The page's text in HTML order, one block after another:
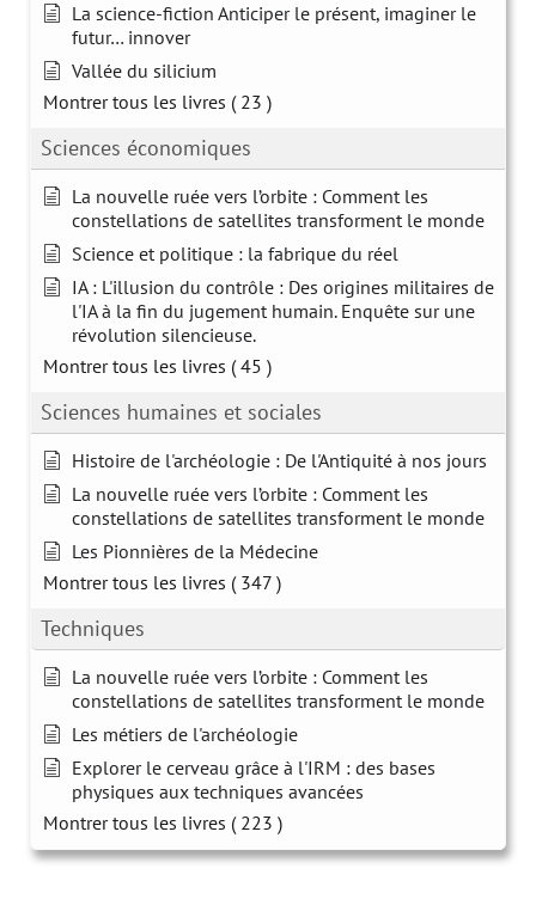
La science-fiction Anticiper le présent, imaginer le
futur… innover
Vallée du silicium
Montrer tous les livres ( 23 )
Sciences économiques
La nouvelle ruée vers l’orbite : Comment les
constellations de satellites transforment le monde
Science et politique : la fabrique du réel
IA : L'illusion du contrôle : Des origines militaires de
l'IA à la fin du jugement humain. Enquête sur une
révolution silencieuse.
Montrer tous les livres ( 45 )
Sciences humaines et sociales
Histoire de l'archéologie : De l'Antiquité à nos jours
La nouvelle ruée vers l’orbite : Comment les
constellations de satellites transforment le monde
Les Pionnières de la Médecine
Montrer tous les livres ( 347 )
Techniques
La nouvelle ruée vers l’orbite : Comment les
constellations de satellites transforment le monde
Les métiers de l'archéologie
Explorer le cerveau grâce à l'IRM : des bases
physiques aux techniques avancées
Montrer tous les livres ( 223 )